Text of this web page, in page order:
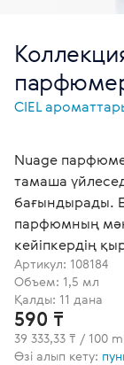
СІЕL
Nuage
тамаша
бағындырады.
парфюмның
кейіпкердің
Артикул: 108184
Объем: 1,5 мл
Қалды: 11 дана
590 ₸
39 333,33 ₸ / 100
Өзі алып кету: